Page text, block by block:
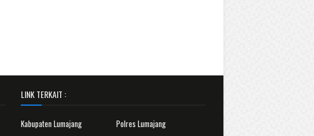
LINK TERKAIT :
Kabupaten Lumajang
Polres Lumajang